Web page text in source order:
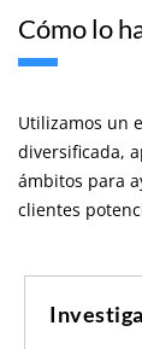
Cómo lo
Utilizamos un
diversificada,
ámbitos para
clientes